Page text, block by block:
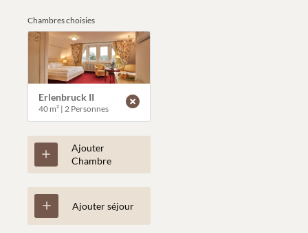
Chambres choisies
Erlenbruck II
40 m² | 2 Personnes
Ajouter
Chambre
Ajouter séjour